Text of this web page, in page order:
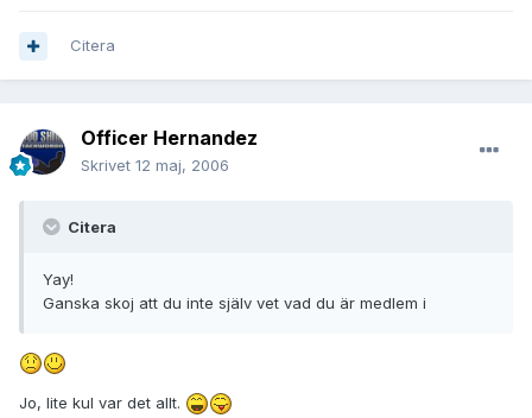
Citera
Officer Hernandez
Skrivet 12 maj, 2006
Citera
Yay!
Ganska skoj att du inte själv vet vad du är medlem i
Jo, lite kul var det allt.